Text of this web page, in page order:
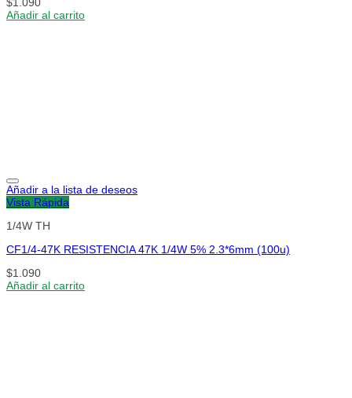
Añadir al carrito
Añadir a la lista de deseos
Vista Rápida
1/4W TH
CF1/4-47K RESISTENCIA 47K 1/4W 5% 2.3*6mm (100u)
$1.090
Añadir al carrito